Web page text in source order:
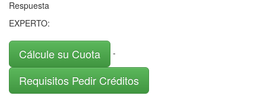
Respuesta
EXPERTO:
Cálcule su Cuota -
Requisitos Pedir Créditos